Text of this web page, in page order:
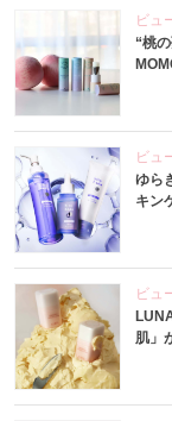
ビュ
“桃
ビュ
ゆら
キン
ビュ
肌」